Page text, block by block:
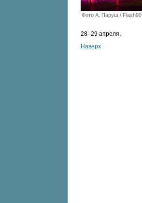
Фото А. Паруш / Flash90
28–29 апреля.
Наверх